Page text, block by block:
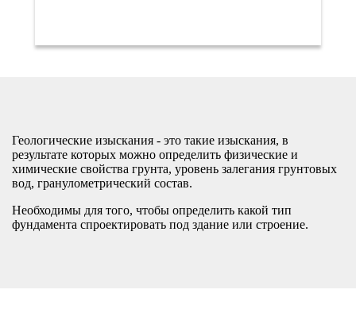
Геологические изыскания - это такие изыскания, в
результате которых можно определить физические и
химические свойства грунта, уровень залегания грунтовых
вод, гранулометрический состав.
Необходимы для того, чтобы определить какой тип
фундамента спроектировать под здание или строение.